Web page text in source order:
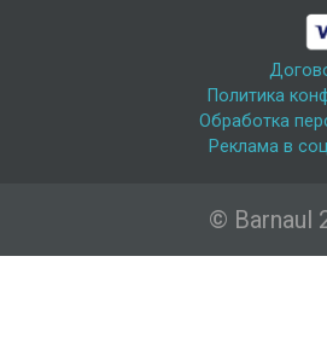
Политика
Обработка
Реклама в
© Barnaul